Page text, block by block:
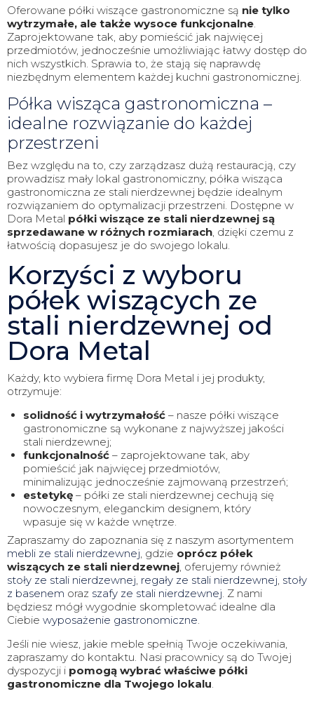
Oferowane półki wiszące gastronomiczne są nie tylko
wytrzymałe, ale także wysoce funkcjonalne.
Zaprojektowane tak, aby pomieścić jak najwięcej
przedmiotów, jednocześnie umożliwiając łatwy dostęp do
nich wszystkich. Sprawia to, że stają się naprawdę
niezbędnym elementem każdej kuchni gastronomicznej.
Półka wisząca gastronomiczna –
idealne rozwiązanie do każdej
przestrzeni
Bez względu na to, czy zarządzasz dużą restauracją, czy
prowadzisz mały lokal gastronomiczny, półka wisząca
gastronomiczna ze stali nierdzewnej będzie idealnym
rozwiązaniem do optymalizacji przestrzeni. Dostępne w
Dora Metal półki wiszące ze stali nierdzewnej są
sprzedawane w różnych rozmiarach , dzięki czemu z
łatwością dopasujesz je do swojego lokalu.
Korzyści z wyboru
półek wiszących ze
stali nierdzewnej od
Dora Metal
Każdy, kto wybiera firmę Dora Metal i jej produkty,
otrzymuje:
solidność i wytrzymałość– nasze półki wiszące
gastronomiczne są wykonane z najwyższej jakości
stali nierdzewnej;
funkcjonalność– zaprojektowane tak, aby
pomieścić jak najwięcej przedmiotów,
minimalizując jednocześnie zajmowaną przestrzeń;
estetykę– półki ze stali nierdzewnej cechują się
nowoczesnym, eleganckim designem, który
wpasuje się w każde wnętrze.
Zapraszamy do zapoznania się z naszym asortymentem
mebli ze stali nierdzewnej, gdzie oprócz półek
wiszących ze stali nierdzewnej, oferujemy również
stoły ze stali nierdzewnej, regały ze stali nierdzewnej, stoły
z basenem oraz szafy ze stali nierdzewnej. Z nami
będziesz mógł wygodnie skompletować idealne dla
Ciebie wyposażenie gastronomiczne.
Jeśli nie wiesz, jakie meble spełnią Twoje oczekiwania,
zapraszamy do kontaktu. Nasi pracownicy są do Twojej
dyspozycji i pomogą wybrać właściwe półki
gastronomiczne dla Twojego lokalu.